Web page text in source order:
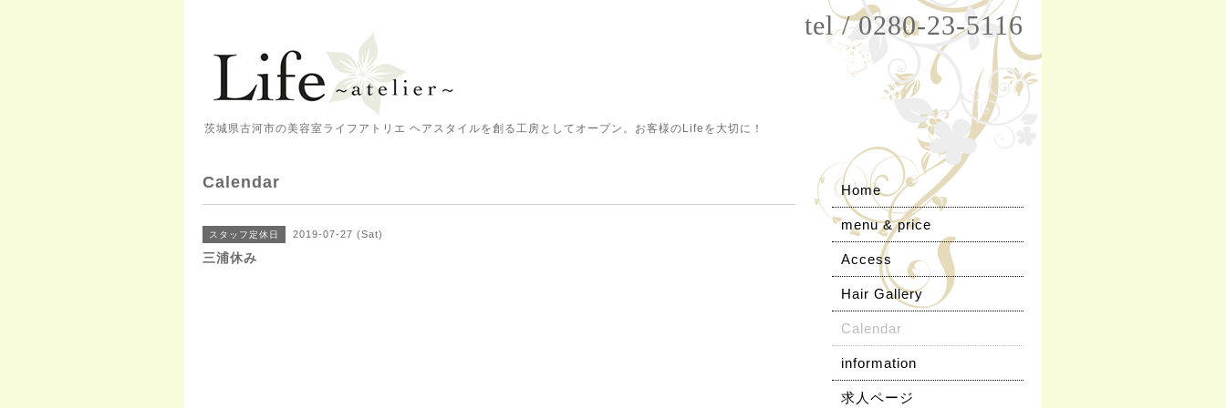
tel / 0280-23-5116
茨城県古河市の美容室ライフアトリエ ヘアスタイルを創る工房としてオープン。お客様のLifeを大切に！
Calendar
スタッフ定休日 2019-07-27 (Sat)
三浦休み
Home
menu & price
Access
Hair Gallery
Calendar
information
求人ページ